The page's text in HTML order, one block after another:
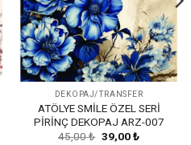
DEKOPAJ/TRANSFER
ATÖLYE SMİLE ÖZEL SERİ
PİRİNÇ DEKOPAJ ARZ-007
45,00₺ Orijinal
39,00₺Şu